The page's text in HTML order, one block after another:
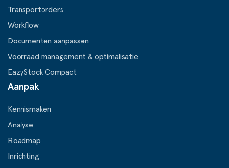
Transportorders
Workflow
Documenten aanpassen
Voorraad management & optimalisatie
EazyStock Compact
Aanpak
Kennismaken
Analyse
Roadmap
Inrichting